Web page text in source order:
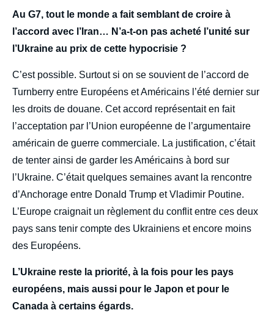
Au G7, tout le monde a fait semblant de croire à
l’accord avec l’Iran… N’a-t-on pas acheté l’unité sur
l’Ukraine au prix de cette hypocrisie ?
C’est possible. Surtout si on se souvient de l’accord de
Turnberry entre Européens et Américains l’été dernier sur
les droits de douane. Cet accord représentait en fait
l’acceptation par l’Union européenne de l’argumentaire
américain de guerre commerciale. La justification, c’était
de tenter ainsi de garder les Américains à bord sur
l’Ukraine. C’était quelques semaines avant la rencontre
d’Anchorage entre Donald Trump et Vladimir Poutine.
L’Europe craignait un règlement du conflit entre ces deux
pays sans tenir compte des Ukrainiens et encore moins
des Européens.
L’Ukraine reste la priorité, à la fois pour les pays
européens, mais aussi pour le Japon et pour le
Canada à certains égards.